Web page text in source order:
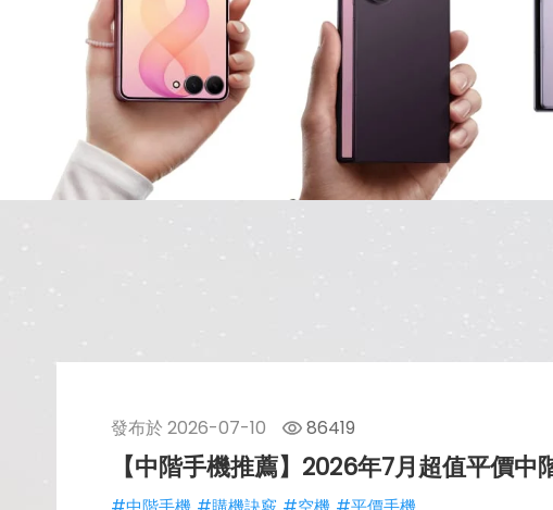
發布於 2026-07-10 86419
【中階手機推薦】2026年7月超值平價